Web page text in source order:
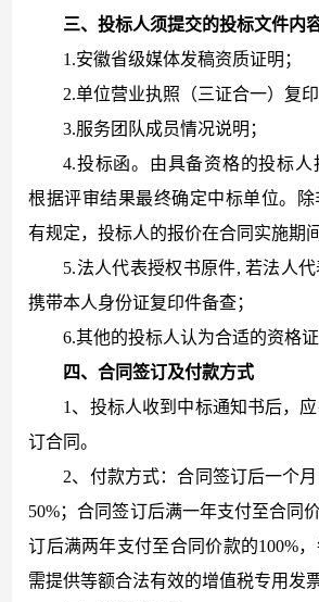
三、投标人须提交的投标文件内
1.安徽省级媒体发稿资质证明；
2.单位营业执照（三证合一）复印
3.服务团队成员情况说明；
4.投标函。由具备资格的投标人
根据评审结果最终确定中标单位。
有规定，投标人的报价在合同实施期
5.法人代表授权书原件, 若法人
携带本人身份证复印件备查；
6.其他的投标人认为合适的资格证
四、合同签订及付款方式
1、投标人收到中标通知书后，
订合同。
2、付款方式：合同签订后一个
50%；合同签订后满一年支付至合同
订后满两年支付至合同价款的100%
需提供等额合法有效的增值税专用发票